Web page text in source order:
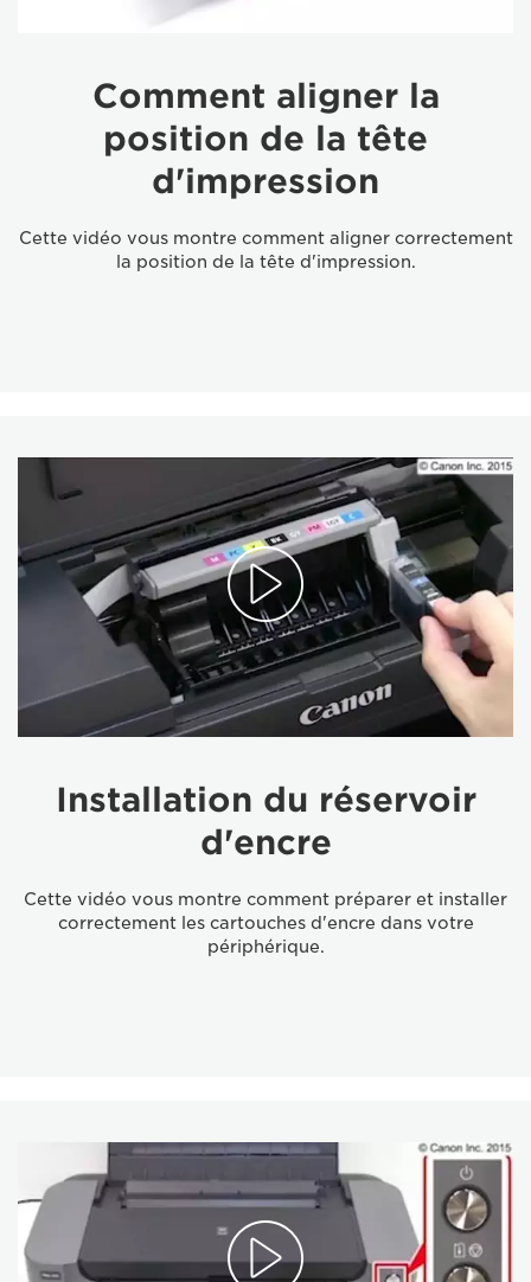
Comment aligner la
position de la tête
d'impression
Cette vidéo vous montre comment aligner correctement
la position de la tête d'impression.
Installation du réservoir
d'encre
Cette vidéo vous montre comment préparer et installer
correctement les cartouches d'encre dans votre
périphérique.